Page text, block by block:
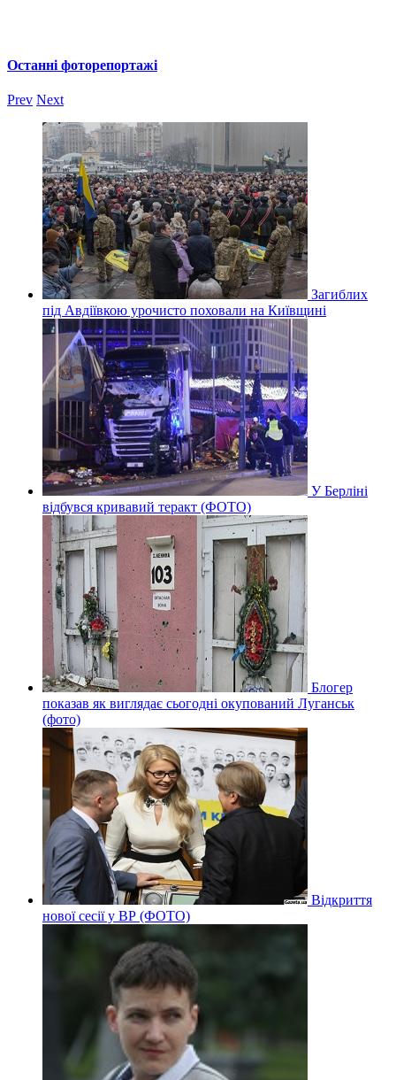
Останні фоторепортажі
Prev Next
Загиблих
під Авдіївкою урочисто поховали на Київщині
У Берліні
відбувся кривавий теракт (ФОТО)
Блогер
показав як виглядає сьогодні окупований Луганськ
(фото)
Відкриття
нової сесії у ВР (ФОТО)